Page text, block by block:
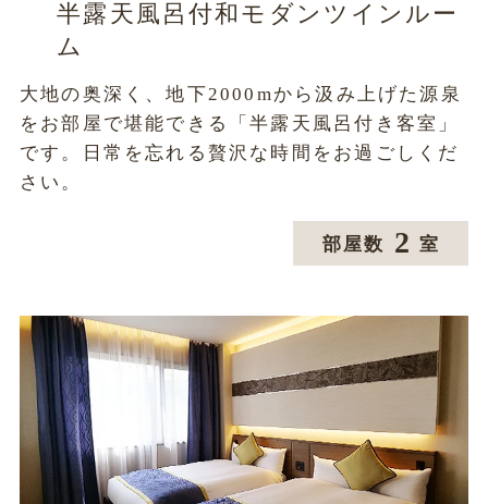
半露天風呂付和モダンツインルー
ム
大地の奥深く、地下2000mから汲み上げた源泉
をお部屋で堪能できる「半露天風呂付き客室」
です。日常を忘れる贅沢な時間をお過ごしくだ
さい。
部屋数 2 室